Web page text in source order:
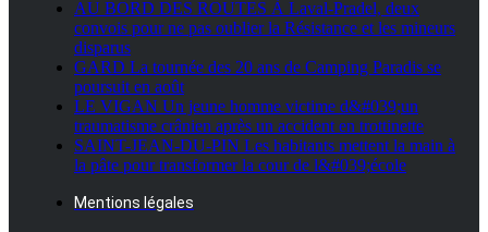
AU BORD DES ROUTES À Laval-Pradel, deux
convois pour ne pas oublier la Résistance et les mineurs
disparus
GARD La tournée des 20 ans de Camping Paradis se
poursuit en août
LE VIGAN Un jeune homme victime d&#039;un
traumatisme crânien après un accident en trottinette
SAINT-JEAN-DU-PIN Les habitants mettent la main à
la pâte pour transformer la cour de l&#039;école
Mentions légales